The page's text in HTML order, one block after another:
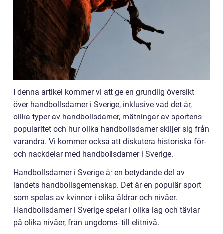
I denna artikel kommer vi att ge en grundlig översikt
över handbollsdamer i Sverige, inklusive vad det är,
olika typer av handbollsdamer, mätningar av sportens
popularitet och hur olika handbollsdamer skiljer sig från
varandra. Vi kommer också att diskutera historiska för-
och nackdelar med handbollsdamer i Sverige.
Handbollsdamer i Sverige är en betydande del av
landets handbollsgemenskap. Det är en populär sport
som spelas av kvinnor i olika åldrar och nivåer.
Handbollsdamer i Sverige spelar i olika lag och tävlar
på olika nivåer, från ungdoms- till elitnivå.